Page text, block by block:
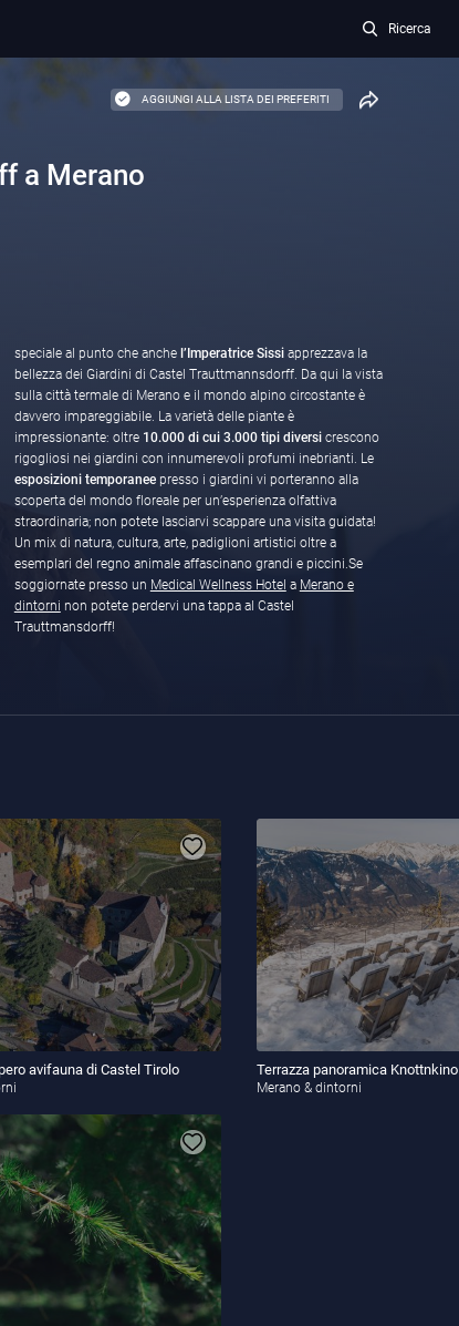
Ricerca
AGGIUNGI ALLA LISTA DEI PREFERITI
a Merano
speciale al punto che anche l’Imperatrice Sissiapprezzava la
bellezza dei Giardini di Castel Trauttmannsdorff. Da qui la vista
sulla città termale di Merano e il mondo alpino circostante è
davvero impareggiabile. La varietà delle piante è
impressionante: oltre 10.000 di cui 3.000 tipi diversicrescono
rigogliosi nei giardini con innumerevoli profumi inebrianti. Le
esposizioni temporaneepresso i giardini vi porteranno alla
scoperta del mondo floreale per un’esperienza olfattiva
straordinaria; non potete lasciarvi scappare una visita guidata!
Un mix di natura, cultura, arte, padiglioni artistici oltre a
esemplari del regno animale affascinano grandi e piccini.Se
soggiornate presso un Medical Wellness Hotel a Merano e
dintorni non potete perdervi una tappa al Castel
Trauttmansdorff!
avifauna di Castel Tirolo Terrazza panoramica Knottnkino
Merano & dintorni